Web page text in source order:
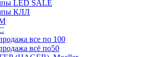
LED SALE
КЛЛ
все по 100
всё по50